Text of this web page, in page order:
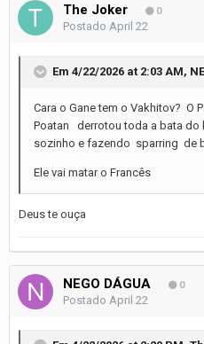
The Joker 0
Postado April 22
Em 4/22/2026 at 2:03 AM,
Cara o Gane tem o Vakhitov? O
Poatan derrotou toda a bata
sozinho e fazendo sparring de
Ele vai matar o Francês
Deus te ouça
NEGO DÁGUA 0
Postado April 22